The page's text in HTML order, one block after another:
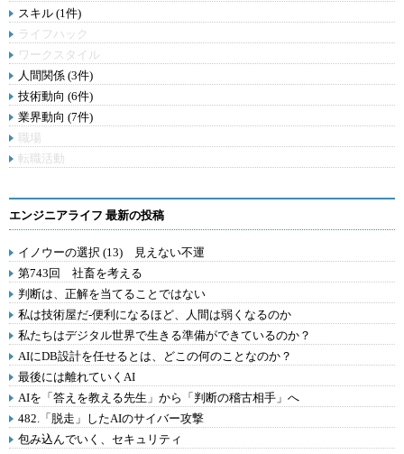
スキル (1件)
ライフハック
ワークスタイル
人間関係 (3件)
技術動向 (6件)
業界動向 (7件)
職場
転職活動
エンジニアライフ 最新の投稿
イノウーの選択 (13) 見えない不運
第743回 社畜を考える
判断は、正解を当てることではない
私は技術屋だ-便利になるほど、人間は弱くなるのか
私たちはデジタル世界で生きる準備ができているのか？
AIにDB設計を任せるとは、どこの何のことなのか？
最後には離れていくAI
AIを「答えを教える先生」から「判断の稽古相手」へ
482.「脱走」したAIのサイバー攻撃
包み込んでいく、セキュリティ